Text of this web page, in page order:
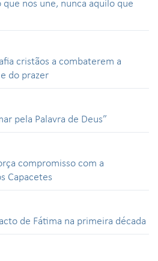
cristãos a combaterem a
do prazer
pela Palavra de Deus”
compromisso com a
Capacetes
de Fátima na primeira década